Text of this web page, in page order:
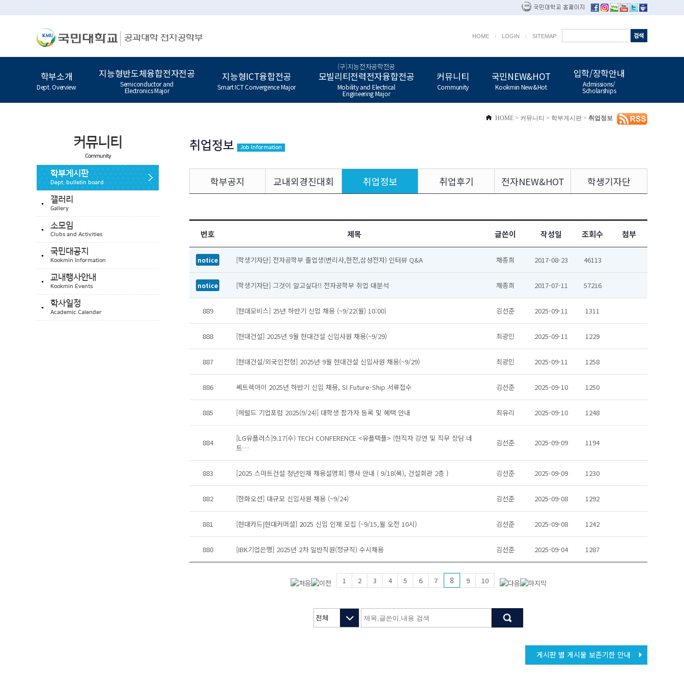
HOME LOGIN SITEMAP
학부소개
Dept. Overview
지능형반도체융합전자전공
Semiconductor and
Electronics Major
지능형ICT융합전공
Smart ICT Convergence Major
(구)지능전자공학전공
모빌리티전력전자융합전공
Mobility and Electrical
Engineering Major
커뮤니티
Community
국민NEW&HOT
Kookmin New&Hot
입학/장학안내
Admissions/
Scholarships
커뮤니티
Community
학부게시판
Dept. bulletin board
갤러리
Gallery
소모임
Clubs and Activities
국민대공지
Kookmin Information
교내행사안내
Kookmin Events
학사일정
Academic Calender
HOME > 커뮤니티 > 학부게시판 > 취업정보
취업정보 Job Information
학부공지 교내외경진대회 취업정보 취업후기 전자NEW&HOT 학생기자단
번호 제목 글쓴이 작성일 조회수 첨부
notice [학생기자단] 전자공학부 졸업생(변리사,한전,삼성전자) 인터뷰 Q&A 채종희 2017-08-23 46113
notice [학생기자단] 그것이 알고싶다!! 전자공학부 취업 대분석 채종희 2017-07-11 57216
889 [현대모비스] 25년 하반기 신입 채용 (~9/22(월) 10:00) 김선준 2025-09-11 1311
888 [현대건설] 2025년 9월 현대건설 신입사원 채용(~9/29) 최광민 2025-09-11 1229
887 [현대건설/외국인전형] 2025년 9월 현대건설 신입사원 채용(~9/29) 최광민 2025-09-11 1258
886 쎄트렉아이 2025년 하반기 신입 채용, SI Future-Ship 서류접수 김선준 2025-09-10 1250
885 [헤럴드 기업포럼 2025(9/24)] 대학생 참가자 등록 및 혜택 안내 최유리 2025-09-10 1248
884
[LG유플러스]9.17(수) TECH CONFERENCE <유플텍플> (현직자 강연 및 직무 상담 네
트…
김선준 2025-09-09 1194
883 [2025 스마트건설 청년인재 채용설명회] 행사 안내 ( 9/18(목), 건설회관 2층 ) 김선준 2025-09-09 1230
882 [한화오션] 대규모 신입사원 채용 (~9/24) 김선준 2025-09-08 1292
881 [현대카드|현대커머셜] 2025 신입 인재 모집 (~9/15,월 오전 10시) 김선준 2025-09-08 1242
880 [IBK기업은행] 2025년 2차 일반직원(정규직) 수시채용 김선준 2025-09-04 1287
1 2 3 4 5 6 7 8 9 10
게시판 별 게시물 보존기한 안내